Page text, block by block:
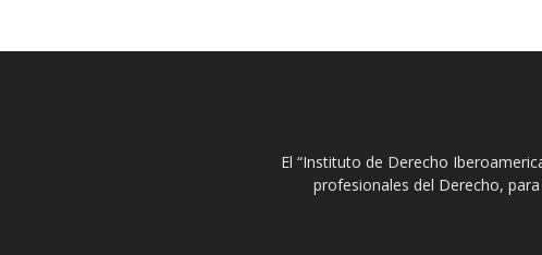
El “Instituto de Derecho
profesionales del Derecho,